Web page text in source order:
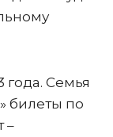
года. Семья
билеты по
–